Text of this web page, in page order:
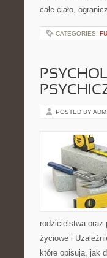
całe ciało,
CATEGORIES:
POSTED BY
rodzicielstwa oraz
życiowe i
które opisują, jak